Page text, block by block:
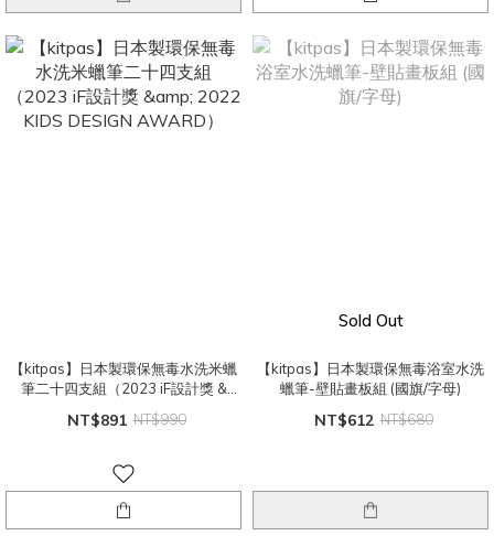
【kitpas】日本製環保無毒水洗米蠟
筆二十四支組（2023 iF設計獎 &
2022 KIDS DESIGN AWARD）
NT$891 NT$990
Sold Out
【kitpas】日本製環保無毒浴室水洗
蠟筆-壁貼畫板組 (國旗/字母)
NT$612 NT$680